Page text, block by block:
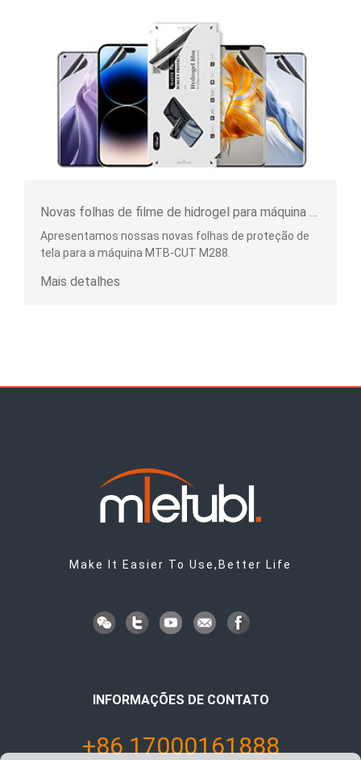
Novas folhas de filme de hidrogel para máquina de proteção de tela
Apresentamos nossas novas folhas de proteção de
tela para a máquina MTB-CUT M288.
Mais detalhes
Make It Easier To Use,Better Life
INFORMAÇÕES DE CONTATO
+86 17000161888